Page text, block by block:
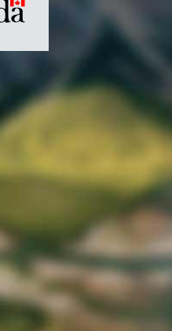
/
gouvernement
du